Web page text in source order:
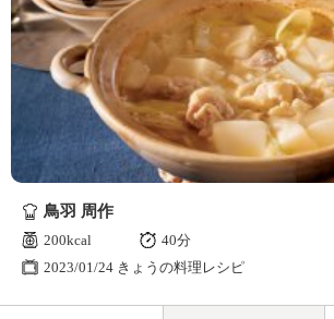
鳥羽 周作
200kcal
40分
2023/01/24 きょうの料理レシピ